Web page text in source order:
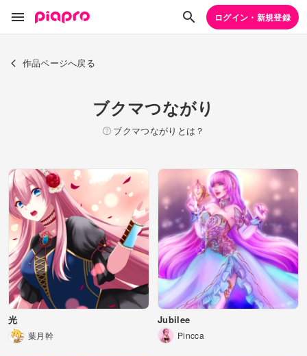
ログイン・新規登録
作品ページへ戻る
ブクマつながり
ブクマつながりとは？
光
葉月幹
Jubilee
Pincca